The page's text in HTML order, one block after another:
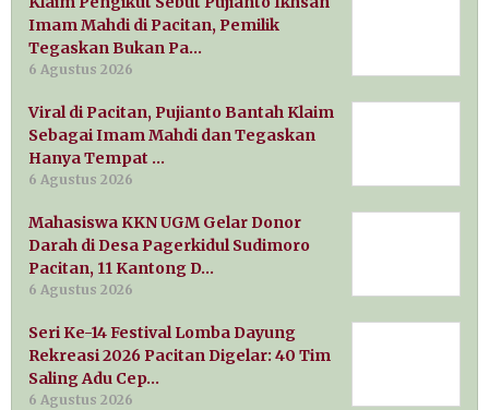
Imam Mahdi di Pacitan, Pemilik
Tegaskan Bukan Pa…
6 Agustus 2026
Viral di Pacitan, Pujianto Bantah Klaim
Sebagai Imam Mahdi dan Tegaskan
Hanya Tempat …
6 Agustus 2026
Mahasiswa KKN UGM Gelar Donor
Darah di Desa Pagerkidul Sudimoro
Pacitan, 11 Kantong D…
6 Agustus 2026
Seri Ke-14 Festival Lomba Dayung
Rekreasi 2026 Pacitan Digelar: 40 Tim
Saling Adu Cep…
6 Agustus 2026